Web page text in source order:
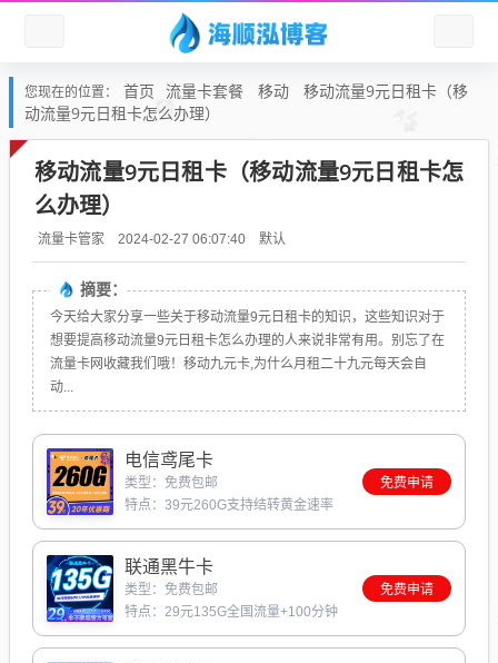
您现在的位置： 首页 流量卡套餐 移动
移动流量9元日租卡（移
动流量9元日租卡怎么办理）
移动流量9元日租卡（移动流量9元日租卡怎
么办理）
流量卡管家 2024-02-27 06:07:40 默认
摘要：
今天给大家分享一些关于移动流量9元日租卡的知识，这些知识对于
想要提高移动流量9元日租卡怎么办理的人来说非常有用。别忘了在
流量卡网收藏我们哦！移动九元卡,为什么月租二十九元每天会自
动...
电信鸢尾卡
类型：免费包邮
特点：39元260G支持结转黄金速率
免费申请
联通黑牛卡
类型：免费包邮
特点：29元135G全国流量+100分钟
免费申请